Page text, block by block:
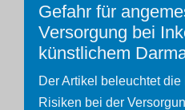
Gefahr für
Versorgung bei
künstlichem
Der Artikel beleuchtet
Risiken bei der